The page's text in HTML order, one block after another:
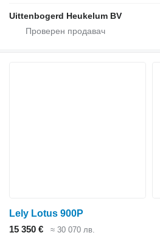
Uittenbogerd Heukelum BV
Lely Lotus 900P
15 350 €
≈ 30 070 лв.